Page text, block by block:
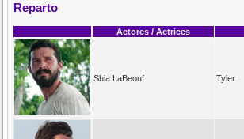
Reparto
Actores / Actrices
Shia LaBeouf Tyler